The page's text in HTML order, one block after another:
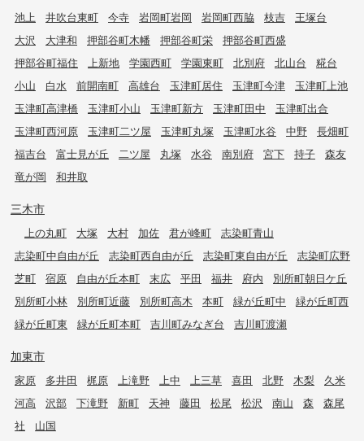
池上
井吹台東町 今寺 岩岡町岩岡 岩岡町西脇 枝吉
王塚台
大沢
大津和 押部谷町木幡 押部谷町栄
押部谷町西盛
押部谷町福住
上新地 学園西町 学園東町 北別府 北山台
糀台
小山
白水 前開南町 高雄台 玉津町居住 玉津町今津
玉津町上池
玉津町高津橋
玉津町小山 玉津町新方 玉津町田中
玉津町出合
玉津町西河原
玉津町二ツ屋 玉津町丸塚 玉津町水谷 中野
長畑町
福吉台
富士見が丘 二ツ屋 丸塚 水谷 南別府 宮下 持子
森友
竜が岡
和井取
三木市
上の丸町 大塚 大村 加佐 君が峰町
志染町青山
志染町中自由が丘
志染町西自由が丘 志染町東自由が丘
志染町広野
芝町
宿原 自由が丘本町 末広 平田 福井 府内
別所町朝日ケ丘
別所町小林
別所町近藤 別所町高木 本町 緑が丘町中
緑が丘町西
緑が丘町東
緑が丘町本町 吉川町みなぎ台 吉川町渡瀬
加東市
家原 多井田 梶原 上滝野 上中 上三草 喜田 北野 木梨
久米
河高
沢部 下滝野 新町 天神 藤田 松尾 松沢 南山 森
森尾
社
山国